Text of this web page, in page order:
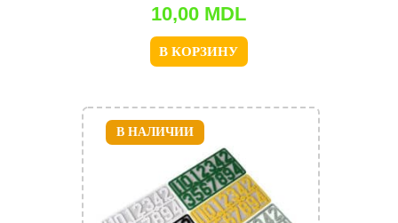
10,00 MDL
В КОРЗИНУ
В НАЛИЧИИ